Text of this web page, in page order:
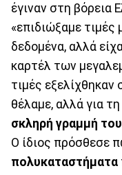
έγιναν στη βόρεια
«επιδιώξαμε τιμές
δεδομένα, αλλά
καρτέλ των
τιμές
θέλαμε, αλλά για
σκληρή γραμμή
Ο ίδιος πρόσθεσε
πολυκαταστήματα